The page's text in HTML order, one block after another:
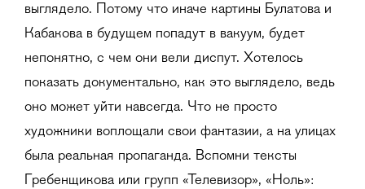
выглядело. Потому что иначе картины Булатова и
Кабакова в будущем попадут в вакуум, будет
непонятно, с чем они вели диспут. Хотелось
показать документально, как это выглядело, ведь
оно может уйти навсегда. Что не просто
художники воплощали свои фантазии, а на улицах
была реальная пропаганда. Вспомни тексты
Гребенщикова или групп «Телевизор», «Ноль»: